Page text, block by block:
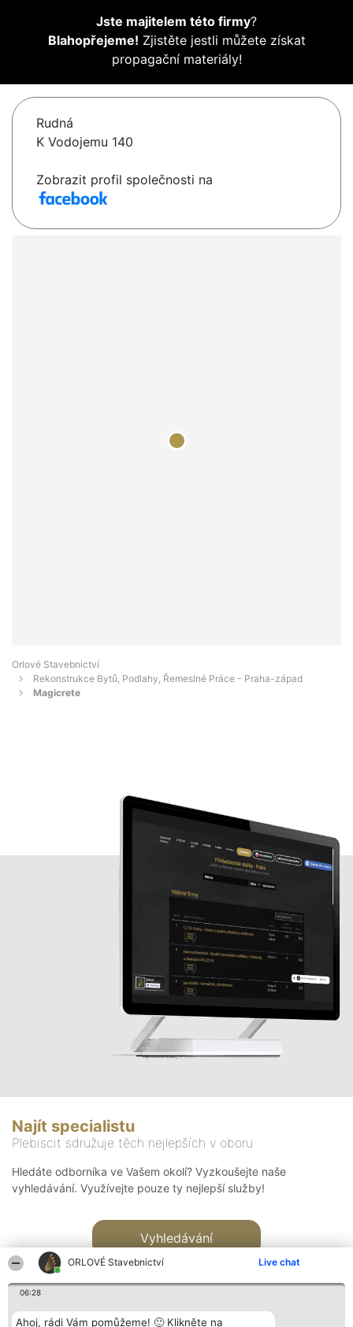
ORLOVÉ Stavebnictví Live chat
06:28
Ahoj, rádi Vám pomůžeme! 🙂 Klikněte na
Jste majitelem této firmy?
Blahopřejeme! Zjistěte jestli můžete získat
propagační materiály!
Rudná
K Vodojemu 140
Zobrazit profil společnosti na
Orlové Stavebnictví
Rekonstrukce Bytů, Podlahy, Řemeslné Práce - Praha-západ
Magicrete
Najít specialistu
Plebiscit sdružuje těch nejlepších v oboru
Hledáte odborníka ve Vašem okolí? Vyzkoušejte naše
vyhledávání. Využívejte pouze ty nejlepší služby!
Vyhledávání